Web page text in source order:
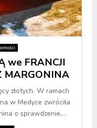
we FRANCJI
MARGONINA
złotych. W ramach
w Medyce zwróciła
o sprawdzenie,...